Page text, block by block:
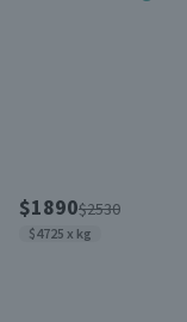
$1890$2530
$4725 x kg